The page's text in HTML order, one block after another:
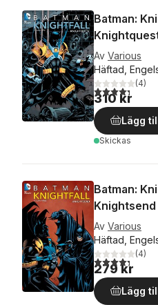
Batman:
Av Various
Häftad,
4,3utav 5(4)
310 kr
Lägg
Skickas
Batman:
Knightsend
Av Various
Häftad,
4,3utav 5(4)
279 kr
Lägg